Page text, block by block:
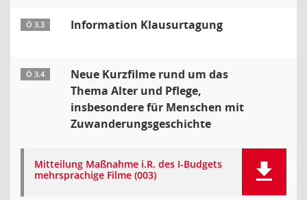
Ö 3.3 Information Klausurtagung
Ö 3.4
Neue Kurzfilme rund um das
Thema Alter und Pflege,
insbesondere für Menschen mit
Zuwanderungsgeschichte
Mitteilung Maßnahme i.R. des I-Budgets
mehrsprachige Filme (003)